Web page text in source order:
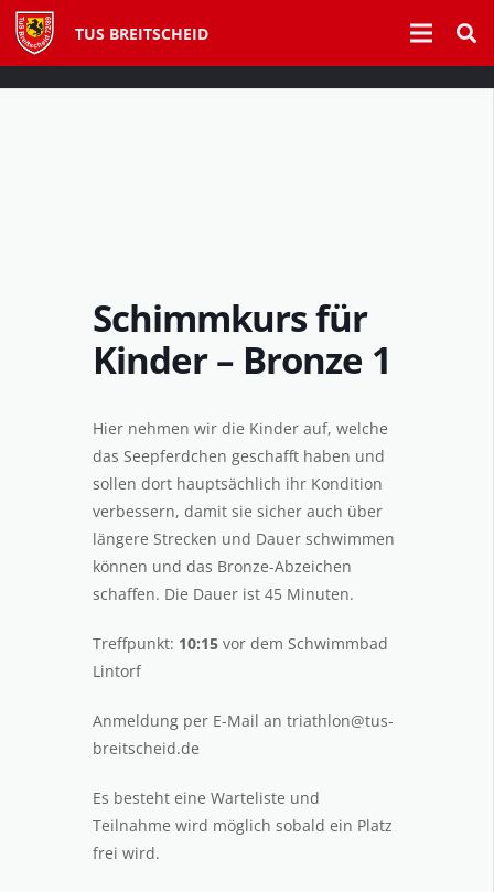
TUS BREITSCHEID
Schimmkurs für
Kinder – Bronze 1
Hier nehmen wir die Kinder auf, welche
das Seepferdchen geschafft haben und
sollen dort hauptsächlich ihr Kondition
verbessern, damit sie sicher auch über
längere Strecken und Dauer schwimmen
können und das Bronze-Abzeichen
schaffen. Die Dauer ist 45 Minuten.
Treffpunkt: 10:15 vor dem Schwimmbad
Lintorf
Anmeldung per E-Mail an triathlon@tus-
breitscheid.de
Es besteht eine Warteliste und
Teilnahme wird möglich sobald ein Platz
frei wird.